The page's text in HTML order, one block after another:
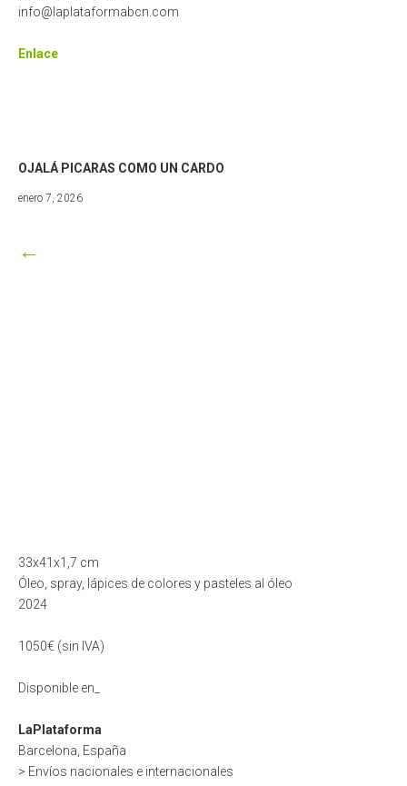
info@laplataformabcn.com
Enlace
OJALÁ PICARAS COMO UN CARDO
enero 7, 2026febrero
←
33x41x1,7 cm
Óleo, spray, lápices de colores y pasteles al óleo
2024
1050€ (sin IVA)
Disponible en_
LaPlataforma
Barcelona, España
> Envíos nacionales e internacionales